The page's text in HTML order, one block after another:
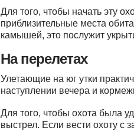
Для того, чтобы начать эту
приблизительные места
камышей, это послужит
На перелетах
Улетающие на юг утки
наступлении вечера и
Для того, чтобы охота была
выстрел. Если вести охоту с